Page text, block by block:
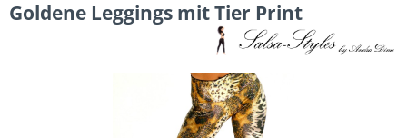
Goldene Leggings mit Tier Print